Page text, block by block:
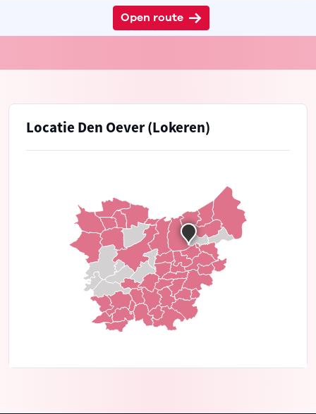
Open route
Locatie Den Oever (Lokeren)